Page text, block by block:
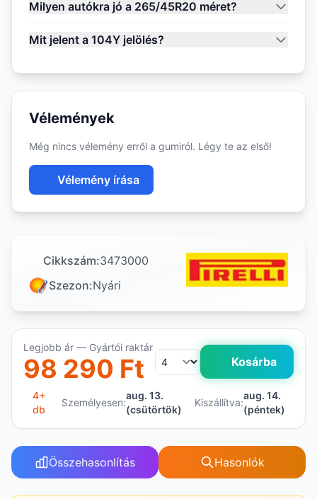
Milyen autókra jó a 265/45R20 méret?
Mit jelent a 104Y jelölés?
Vélemények
Még nincs vélemény erről a gumiról. Légy te az első!
Vélemény írása
Cikkszám:3473000
Szezon:Nyári
Legjobb ár — Gyártói raktár
98 290 Ft Kosárba
4+
db
Személyesen:
aug. 13.
(csütörtök)
Kiszállítva:
aug. 14.
(péntek)
Összehasonlítás Hasonlók